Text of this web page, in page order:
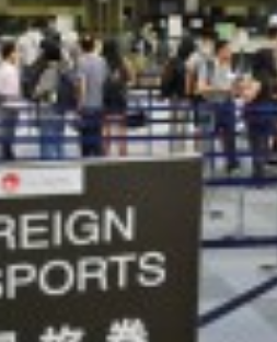
상이면 무료 배송. 8,000엔 미만인 경
확인하기
본에서 한국화장품 싸게 사기, 추천 온라
정리해 봤습니다.
의 다양한 화장품을 구매할 수 있게
제품을 더 저렴하게 구입해 보세요^^ ・
규모의 드러그스토어. 다양한 제품 구비 ・
온라인 쇼핑몰. 패션과 화장품을 한 번에
하고 프로모션이 많음 ・사조: 일본 온라인
한 한국 구매 대행 사이트 ・아마존: 아마존
에 도착하며 배송비도 저렴 ・라쿠텐 시장:
)가 주머니에서 사탕을 꺼내 주신다면,
! 맺음말 도쿄는 세련된
사는 냄새 나는 정을 느낄 수 있는 곳입니
더 끌리시나요? 다음에 일본을
의 이런 미묘한 차이를 직접 경험해 보시길
천과 댓글 부탁드립니다! 여러분이 경험
금해요! #일본여행 #도쿄오사카차이
사카사람성격 #관서벤 #일본사투리 #
행팁 #오사카여행팁
에서 PayPay로 결제하면 20~30% 환급"
행합니다. 외식비와 생필품 값을 엄청나
)'**라는 말이 있습니다. '포인트 활동'의
쌓아 현금처럼 사용하는 재테크를
률이 한국보다 높고 종류도 다양합니다. 꼭
: '라쿠텐
니다. 라쿠텐 모바일, 라쿠텐 카드, 라쿠
적으로 쌓입니다. Ponta(폰타)
간다면 필수입니다. ???? 거주자
카드 있으신가요?(Pointo ka-do wa
지 마세요. 앱 바코드만 보여주면 됩니다.
배로 만드는 법 이건 정말 실제
데요. 매월 20일, 드럭스토어 **'웰시아